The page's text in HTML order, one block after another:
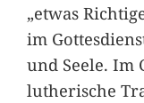
„etwas
im
und Seele. Im
lutherische